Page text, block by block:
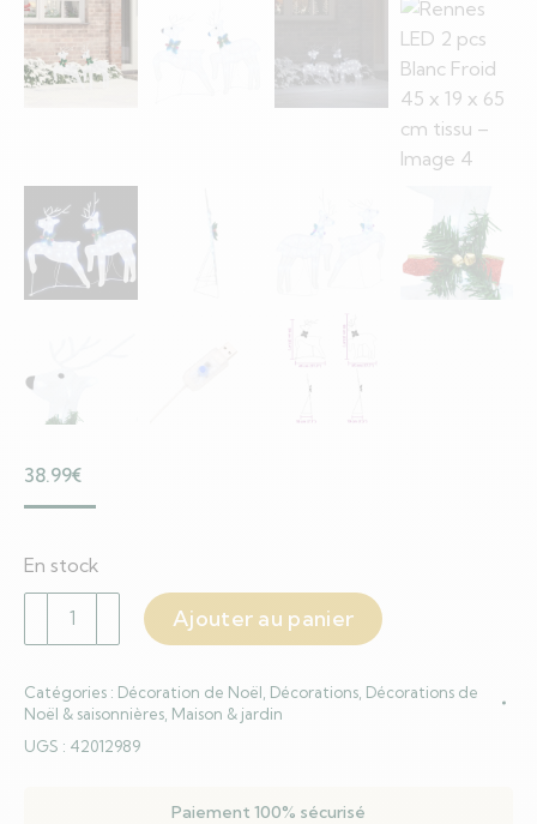
38.99€
En stock
quantité
LED
2
pcs
Ajouter au panier
Catégories : Décoration de Noël Décorations Décorations de
Noël & saisonnières Maison & jardin
UGS : 42012989
Paiement 100% sécurisé